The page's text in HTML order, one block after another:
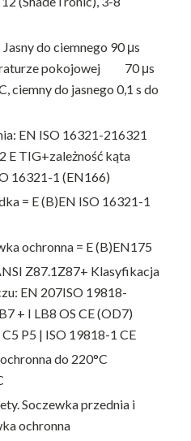
do ciemnego 90 μs
pokojowej 70 μs
ciemny do jasnego 0,1 s do
EN ISO 16321-216321
E TIG+zależność kąta
16321-1 (EN166)
= E (B)EN ISO 16321-1
ochronna = E (B)EN175
Z87.1Z87+ Klasyfikacja
EN 207ISO 19818-
+ I LB8 OS CE (OD7)
P5 | ISO 19818-1 CE
do 220°C
Soczewka przednia i
ochronna